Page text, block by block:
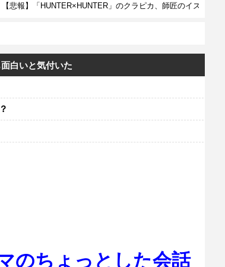
白いと気付いた
のちょっとした会話